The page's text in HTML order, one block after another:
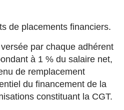
de placements financiers.
par chaque adhérent
à 1 % du salaire net,
de remplacement
du financement de la
constituant la CGT.